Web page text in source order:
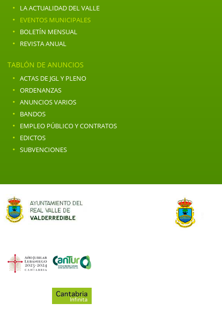
· LA ACTUALIDAD DEL VALLE
· EVENTOS MUNICIPALES
· BOLETÍN MENSUAL
· REVISTA ANUAL
TABLÓN DE ANUNCIOS
· ACTAS DE JGL Y PLENO
· ORDENANZAS
· ANUNCIOS VARIOS
· BANDOS
· EMPLEO PÚBLICO Y CONTRATOS
· EDICTOS
· SUBVENCIONES